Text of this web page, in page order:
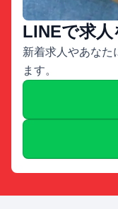
LINEで求人
新着求人やあなた
ます。